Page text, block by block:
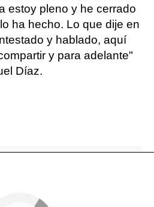
estoy pleno y he cerrado
ha hecho. Lo que dije en
y hablado, aquí
y para adelante"
Díaz.